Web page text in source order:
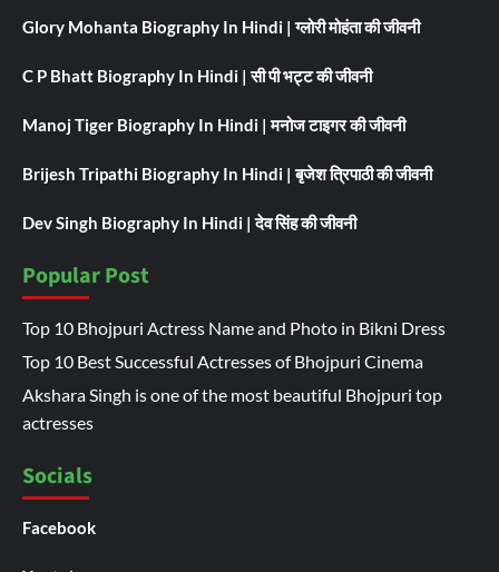
Glory Mohanta Biography In Hindi | ग्लोरी मोहंता की जीवनी
C P Bhatt Biography In Hindi | सी पी भट्ट की जीवनी
Manoj Tiger Biography In Hindi | मनोज टाइगर की जीवनी
Brijesh Tripathi Biography In Hindi | बृजेश त्रिपाठी की जीवनी
Dev Singh Biography In Hindi | देव सिंह की जीवनी
Popular Post
Top 10 Bhojpuri Actress Name and Photo in Bikni Dress
Top 10 Best Successful Actresses of Bhojpuri Cinema
Akshara Singh is one of the most beautiful Bhojpuri top
actresses
Socials
Facebook